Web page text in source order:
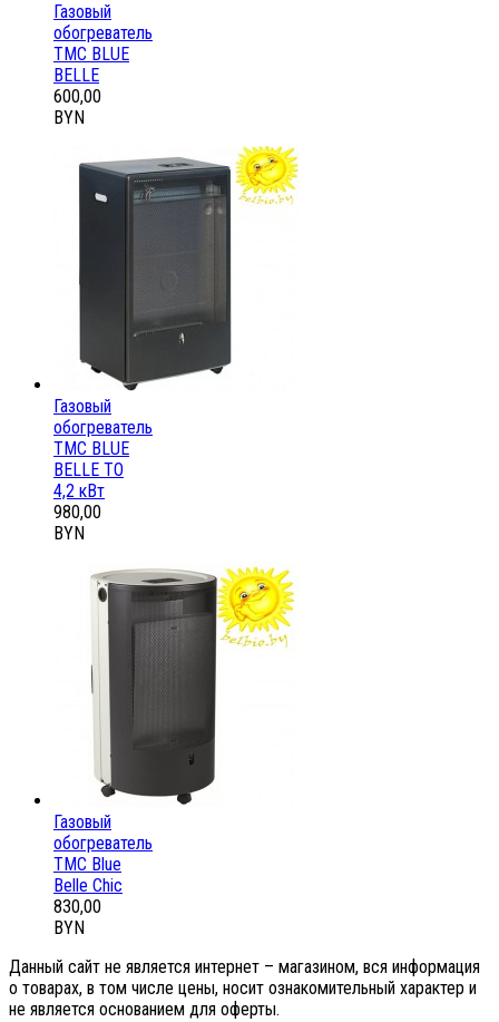
Газовый
обогреватель
ТМС BLUE
BELLE
600,00
BYN
Газовый
обогреватель
ТМС BLUE
BELLE ТО
4,2 кВт
980,00
BYN
Газовый
обогреватель
ТМС Blue
Belle Chic
830,00
BYN
Данный сайт не является интернет – магазином, вся информация
о товарах, в том числе цены, носит ознакомительный характер и
не является основанием для оферты.